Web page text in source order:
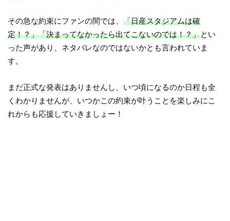
その急な約束にファンの間では、「日産スタジアムは確
定！？」「決まってなかったら出てこないのでは！？」とい
った声があり、ネタバレなのではないかとも言われていま
す。
まだ正式な発表はありませんし、いつ頃になるのか日程も全
くわかりませんが、いつかこの約束が叶うことを楽しみにこ
れからも応援していきましょー！